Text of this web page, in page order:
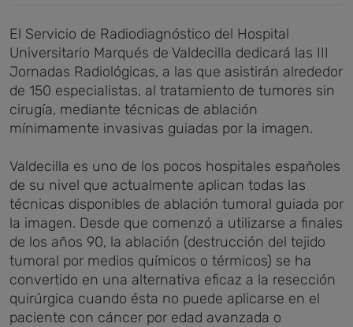
El Servicio de Radiodiagnóstico del Hospital
Universitario Marqués de Valdecilla dedicará las III
Jornadas Radiológicas, a las que asistirán alrededor
de 150 especialistas, al tratamiento de tumores sin
cirugía, mediante técnicas de ablación
mínimamente invasivas guiadas por la imagen.
Valdecilla es uno de los pocos hospitales españoles
de su nivel que actualmente aplican todas las
técnicas disponibles de ablación tumoral guiada por
la imagen. Desde que comenzó a utilizarse a finales
de los años 90, la ablación (destrucción del tejido
tumoral por medios químicos o térmicos) se ha
convertido en una alternativa eficaz a la resección
quirúrgica cuando ésta no puede aplicarse en el
paciente con cáncer por edad avanzada o